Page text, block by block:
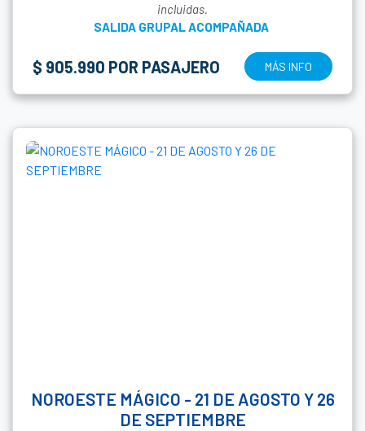
incluidas.
SALIDA GRUPAL ACOMPAÑADA
$ 905.990 POR PASAJERO MÁS INFO
NOROESTE MÁGICO - 21 DE AGOSTO Y 26
DE SEPTIEMBRE